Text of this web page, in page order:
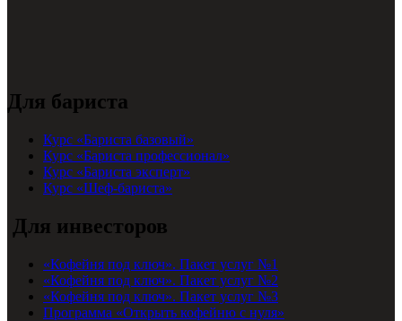
Для бариста
Курс «Бариста базовый»
Курс «Бариста профессионал»
Курс «Бариста эксперт»
Курс «Шеф-бариста»
Для инвесторов
«Кофейня под ключ». Пакет услуг №1
«Кофейня под ключ». Пакет услуг №2
«Кофейня под ключ». Пакет услуг №3
Программа «Открыть кофейню с нуля»